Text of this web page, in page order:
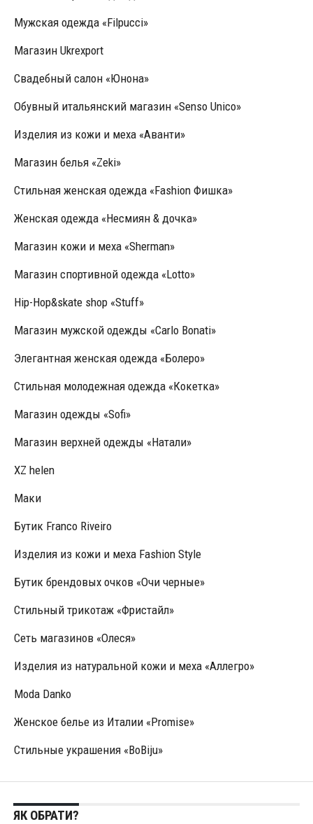
Мужская одежда «Filpucci»
Магазин Ukrexport
Свадебный салон «Юнона»
Обувный итальянский магазин «Senso Unico»
Изделия из кожи и меха «Аванти»
Магазин белья «Zeki»
Стильная женская одежда «Fashion Фишка»
Женская одежда «Несмиян & дочка»
Магазин кожи и меха «Sherman»
Магазин спортивной одежда «Lotto»
Hip-Hop&skate shop «Stuff»
Магазин мужской одежды «Carlo Bonati»
Элегантная женская одежда «Болеро»
Стильная молодежная одежда «Кокетка»
Магазин одежды «Sofi»
Магазин верхней одежды «Натали»
XZ helen
Маки
Бутик Franco Riveiro
Изделия из кожи и меха Fashion Style
Бутик брендовых очков «Очи черные»
Стильный трикотаж «Фристайл»
Сеть магазинов «Олеся»
Изделия из натуральной кожи и меха «Аллегро»
Moda Danko
Женское белье из Италии «Promise»
Стильные украшения «BoBiju»
ЯК ОБРАТИ?